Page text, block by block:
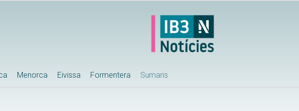
Menorca Eivissa Formentera Sumaris